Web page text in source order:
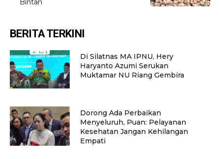
Bintan
BERITA TERKINI
Di Silatnas MA IPNU, Hery
Haryanto Azumi Serukan
Muktamar NU Riang Gembira
Dorong Ada Perbaikan
Menyeluruh, Puan: Pelayanan
Kesehatan Jangan Kehilangan
Empati